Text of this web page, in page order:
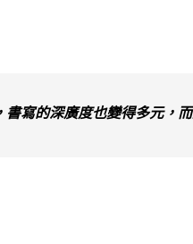
寫的深廣度也變得多元，